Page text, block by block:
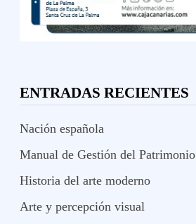
ENTRADAS RECIENTES
Nación española
Manual de Gestión del Patrimonio
Historia del arte moderno
Arte y percepción visual